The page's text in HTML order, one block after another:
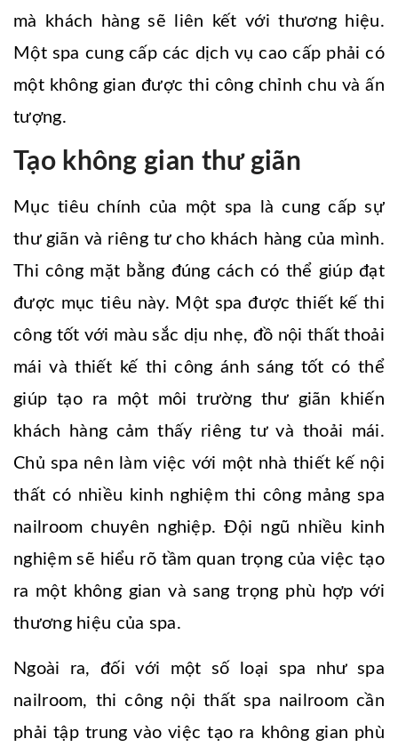
mà khách hàng sẽ liên kết với thương hiệu.
Một spa cung cấp các dịch vụ cao cấp phải có
một không gian được thi công chỉnh chu và ấn
tượng.
Tạo không gian thư giãn
Mục tiêu chính của một spa là cung cấp sự
thư giãn và riêng tư cho khách hàng của mình.
Thi công mặt bằng đúng cách có thể giúp đạt
được mục tiêu này. Một spa được thiết kế thi
công tốt với màu sắc dịu nhẹ, đồ nội thất thoải
mái và thiết kế thi công ánh sáng tốt có thể
giúp tạo ra một môi trường thư giãn khiến
khách hàng cảm thấy riêng tư và thoải mái.
Chủ spa nên làm việc với một nhà thiết kế nội
thất có nhiều kinh nghiệm thi công mảng spa
nailroom chuyên nghiệp. Đội ngũ nhiều kinh
nghiệm sẽ hiểu rõ tầm quan trọng của việc tạo
ra một không gian và sang trọng phù hợp với
thương hiệu của spa.
Ngoài ra, đối với một số loại spa như spa
nailroom, thi công nội thất spa nailroom cần
phải tập trung vào việc tạo ra không gian phù